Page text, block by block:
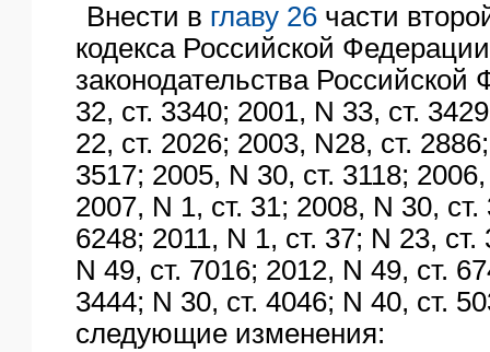
Внести в главу 26 части
кодекса Российской
законодательства
32, ст. 3340; 2001, N 33, ст.
22, ст. 2026; 2003, N28, ст.
3517; 2005, N 30, ст. 3118;
2007, N 1, ст. 31; 2008, N 30,
6248; 2011, N 1, ст. 37; N 23,
N 49, ст. 7016; 2012, N 49, ст.
3444; N 30, ст. 4046; N 40, ст.
следующие изменения: